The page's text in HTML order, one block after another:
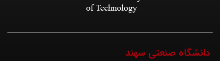
دانشگاه صنعتی سهند